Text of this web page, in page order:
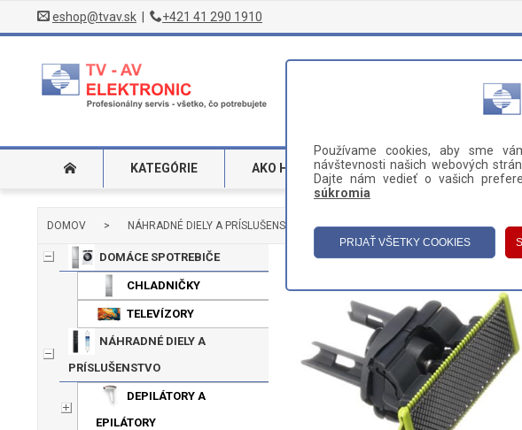
eshop@tvav.sk +421 41 290 1910
KATEGÓRIE AKO HĽADAŤ DODANIE A PLATBA
DOMOV > NÁHRADNÉ DIELY A PRÍSLUŠENSTVO > HOLIACE STROJČEKY A
DOMÁCE SPOTREBIČE
CHLADNIČKY
TELEVÍZORY
NÁHRADNÉ DIELY A
PRÍSLUŠENSTVO
DEPILÁTORY A
EPILÁTORY
Používame cookies, aby sme
návštevnosti našich webových
Dajte nám vedieť o vašich
súkromia